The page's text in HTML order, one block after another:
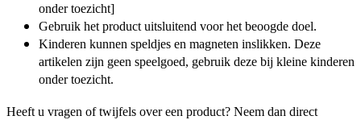
onder toezicht]
Gebruik het product uitsluitend voor het beoogde doel.
Kinderen kunnen speldjes en magneten inslikken. Deze
artikelen zijn geen speelgoed, gebruik deze bij kleine kinderen
onder toezicht.
Heeft u vragen of twijfels over een product? Neem dan direct